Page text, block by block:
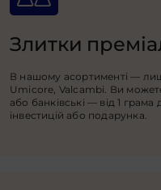
Злитки
В нашому асортименті —
Umicore, Valcambi. Ви можете
або банківські — від 1
інвестицій або подарунка.